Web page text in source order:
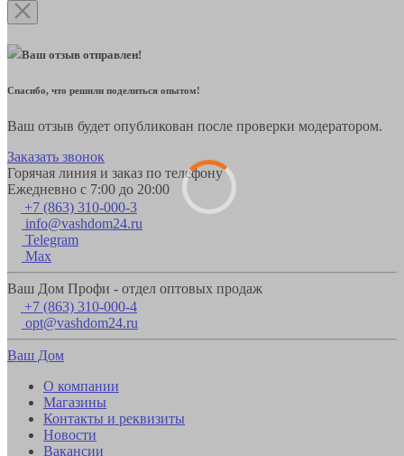
Ваш отзыв отправлен!
Спасибо, что решили поделиться опытом!
Ваш отзыв будет опубликован после проверки модератором.
Заказать звонок
Горячая линия и заказ по телефону
Ежедневно с 7:00 до 20:00
+7 (863) 310-000-3
info@vashdom24.ru
Telegram
Max
Ваш Дом Профи - отдел оптовых продаж
+7 (863) 310-000-4
opt@vashdom24.ru
Ваш Дом
О компании
Магазины
Контакты и реквизиты
Новости
Вакансии